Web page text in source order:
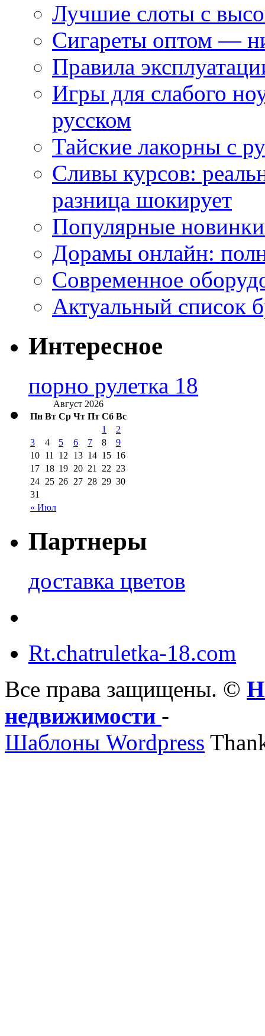
Лучшие слоты с
Сигареты оптом —
Правила
Игры для слабого
русском
Тайские лакорны с
Сливы курсов:
разница шокирует
Популярные
Дорамы онлайн:
Современное
Актуальный список
Интересное
порно рулетка 18
Август 2026
Пн Вт Ср Чт Пт Сб Вс
« Июл
1
2
3
4 5 6 7 8
9
10 11 12 13 14 15 16
17 18 19 20 21 22 23
24 25 26 27 28 29 30
31
Партнеры
доставка цветов
Rt.chatruletka-18.com
Все права защищены. ©
недвижимости -
Шаблоны Wordpress